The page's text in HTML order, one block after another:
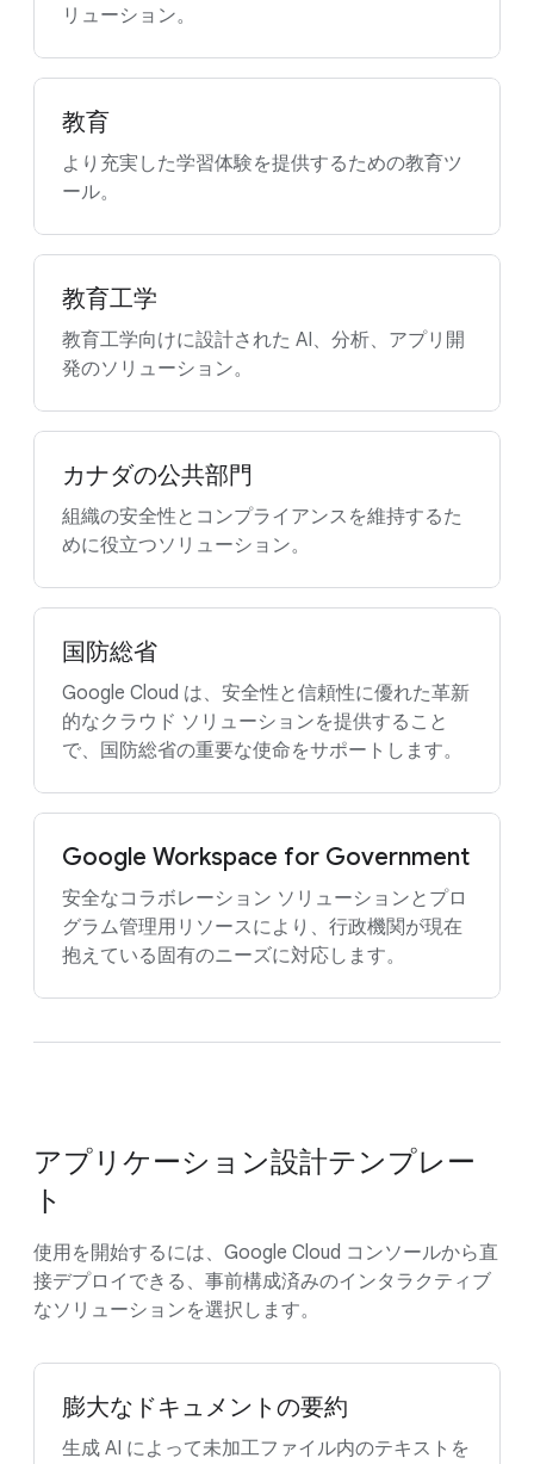
リューション。
教育
より充実した学習体験を提供するための教育ツ
ール。
教育工学
教育工学向けに設計された AI、分析、アプリ開
発のソリューション。
カナダの公共部門
組織の安全性とコンプライアンスを維持するた
めに役立つソリューション。
国防総省
Google Cloud は、安全性と信頼性に優れた革新
的なクラウド ソリューションを提供すること
で、国防総省の重要な使命をサポートします。
Google Workspace for Government
安全なコラボレーション ソリューションとプロ
グラム管理用リソースにより、行政機関が現在
抱えている固有のニーズに対応します。
アプリケーション設計テンプレー
ト
使用を開始するには、Google Cloud コンソールから直
接デプロイできる、事前構成済みのインタラクティブ
なソリューションを選択します。
膨大なドキュメントの要約
生成 AI によって未加工ファイル内のテキストを